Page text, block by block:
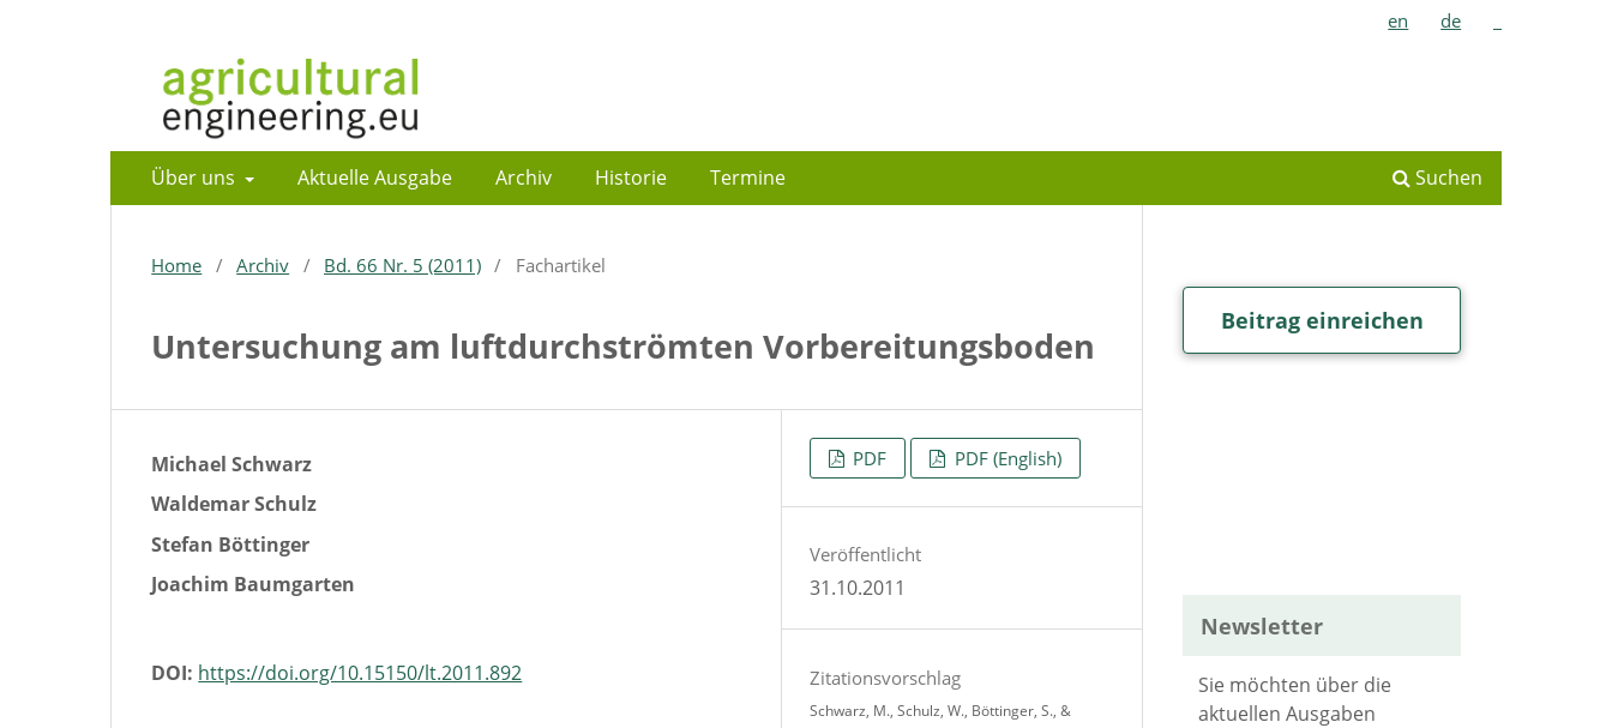
Über uns Aktuelle Ausgabe Archiv Historie Termine Suchen
en de
Home / Archiv / Bd. 66 Nr. 5 (2011) / Fachartikel
Untersuchung am luftdurchströmten Vorbereitungsboden
Michael Schwarz
Waldemar Schulz
Stefan Böttinger
Joachim Baumgarten
DOI: https://doi.org/10.15150/lt.2011.892
PDF PDF (English)
Veröffentlicht
31.10.2011
Zitationsvorschlag
Schwarz, M., Schulz, W., Böttinger, S., &
Beitrag einreichen
Newsletter
Sie möchten über die
aktuellen Ausgaben